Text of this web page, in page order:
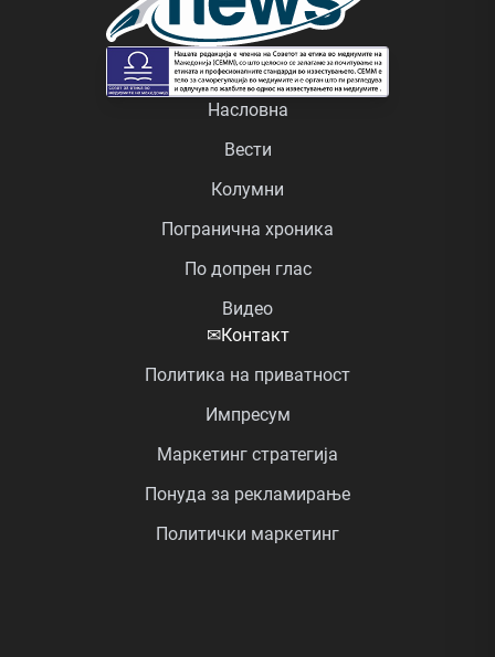
Насловна
Вести
Колумни
Погранична хроника
По допрен глас
Видео
✉Контакт
Политика на приватност
Импресум
Маркетинг стратегија
Понуда за рекламирање
Политички маркетинг